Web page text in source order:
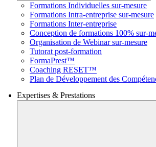
Formations Individuelles sur-mesure
Formations Intra-entreprise sur-mesure
Formations Inter-entreprise
Conception de formations 100% sur-
Organisation de Webinar sur-mesure
Tutorat post-formation
FormaPrest™
Coaching RESET™
Plan de Développement des
Expertises & Prestations